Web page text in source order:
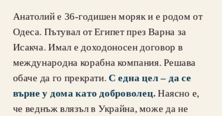
Анатолий е 36-годишен моряк и е родом от
Одеса. Пътувал от Египет през Варна за
Исакча. Имал е доходоносен договор в
международна корабна компания. Решава
обаче да го прекрати. С една цел – да се
върне у дома като доброволец. Наясно е,
че веднъж влязъл в Украйна, може да не